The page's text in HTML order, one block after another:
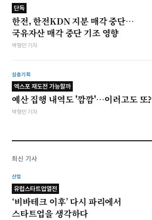
단독
한전, 한전KDN 지분 매각 중단…
국유자산 매각 중단 기조 영향
박형민 기자
심층기획
엑스포 재도전 가능할까
예산 집행 내역도 '깜깜'…이러고도 또?
박형민 기자
최신 기사
산업
유럽스타트업열전
‘비바테크 이후’ 다시 파리에서
스타트업을 생각하다